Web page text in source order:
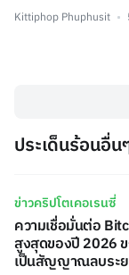
Kittiphop Phuphusit
ประเด็นร้อนอื่น
ข่าวคริปโตเคอเรนซี่
ความเชื่อมั่นต่อ
สูงสุดของปี 2026
เป็นสัญญาณลบระ